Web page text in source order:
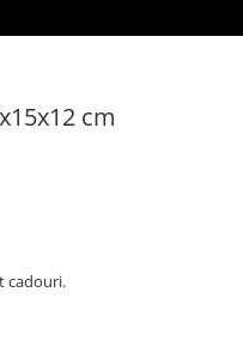
cm
cadouri.